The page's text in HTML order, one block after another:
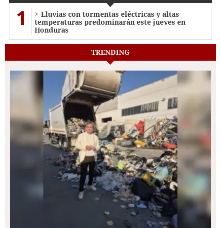
1
Lluvias con tormentas eléctricas y altas
temperaturas predominarán este jueves en
Honduras
TRENDING